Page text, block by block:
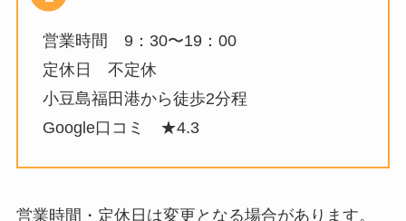
営業時間 9：30〜19：00
定休日 不定休
小豆島福田港から徒歩2分程
Google口コミ ★4.3
営業時間・定休日は変更となる場合があります。